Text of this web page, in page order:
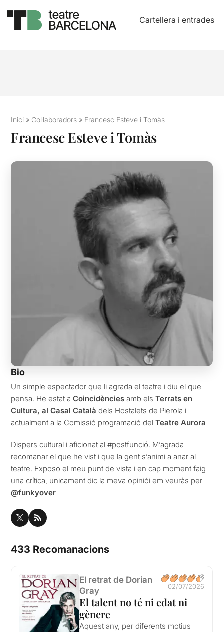
Cartellera i entrades
Inici » Col·laboradors » Francesc Esteve i Tomàs
Francesc Esteve i Tomàs
Bio
Un simple espectador que li agrada el teatre i diu el que
pensa. He estat aCoincidències amb elsTerrats en
Cultura, al Casal Catalàdels Hostalets de Pierola i
actualment a la Comissió programació delTeatre Aurora
Dispers cultural i aficionat al #postfunció. M’agrada
recomanar el que he vist i que la gent s’animi a anar al
teatre. Exposo el meu punt de vista i en cap moment faig
una crítica, unicament dic la meva opiniói em veuràs per
@funkyover
433 Recomanacions
El retrat de Dorian
Gray
02/07/2026
El talent no té ni edat ni
gènere
Aquest any, per diferents motius